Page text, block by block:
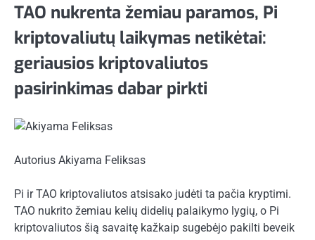
TAO nukrenta žemiau paramos, Pi
kriptovaliutų laikymas netikėtai:
geriausios kriptovaliutos
pasirinkimas dabar pirkti
Autorius Akiyama Feliksas
Pi ir TAO kriptovaliutos atsisako judėti ta pačia kryptimi.
TAO nukrito žemiau kelių didelių palaikymo lygių, o Pi
kriptovaliutos šią savaitę kažkaip sugebėjo pakilti beveik